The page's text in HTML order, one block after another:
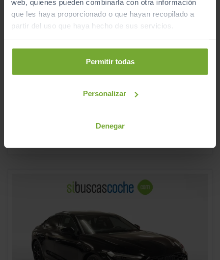
web, quienes pueden combinarla con otra información
que les haya proporcionado o que hayan recopilado a
partir del uso que haya hecho de sus servicios.
Permitir todas
Personalizar
Denegar